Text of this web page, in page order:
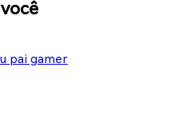
pai gamer